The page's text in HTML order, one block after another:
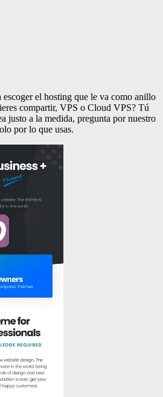
escoger el hosting que le va como anillo
compartir, VPS o Cloud VPS? Tú
justo a la medida, pregunta por nuestro
por lo que usas.